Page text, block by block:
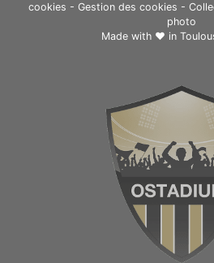
cookies - Gestion des cookies -
photo
Made with ❤ in